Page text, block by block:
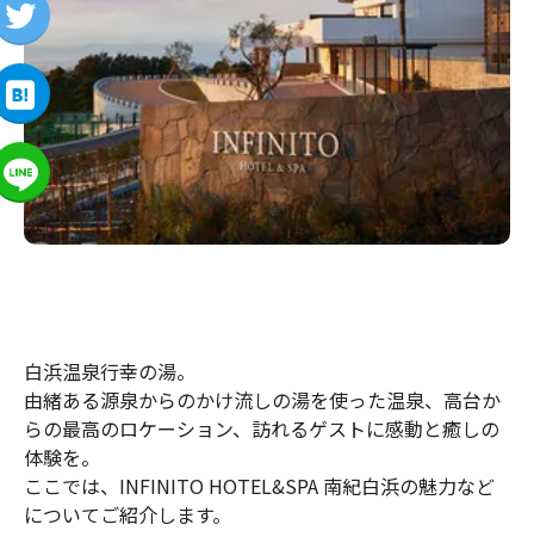
白浜温泉行幸の湯。
由緒ある源泉からのかけ流しの湯を使った温泉、高台か
らの最高のロケーション、訪れるゲストに感動と癒しの
体験を。
ここでは、INFINITO HOTEL&SPA 南紀白浜の魅力など
についてご紹介します。